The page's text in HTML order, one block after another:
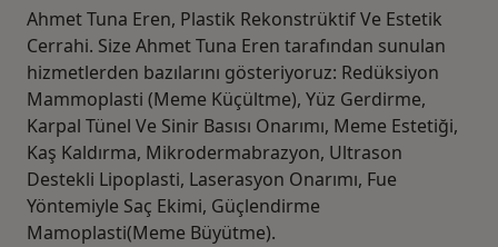
Ahmet Tuna Eren, Plastik Rekonstrüktif Ve Estetik
Cerrahi. Size Ahmet Tuna Eren tarafından sunulan
hizmetlerden bazılarını gösteriyoruz: Redüksiyon
Mammoplasti (Meme Küçültme), Yüz Gerdirme,
Karpal Tünel Ve Sinir Basısı Onarımı, Meme Estetiği,
Kaş Kaldırma, Mikrodermabrazyon, Ultrason
Destekli Lipoplasti, Laserasyon Onarımı, Fue
Yöntemiyle Saç Ekimi, Güçlendirme
Mamoplasti(Meme Büyütme).